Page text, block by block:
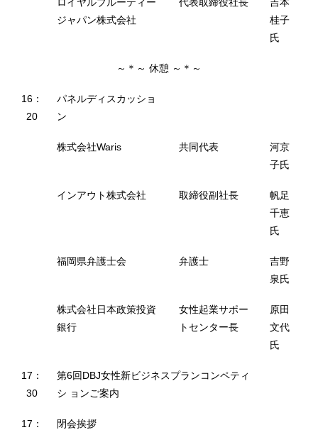
ジャパン株式会社
桂子
氏
～＊～ 休憩 ～＊～
16：
20
パネルディスカッショ
ン
株式会社Waris 共同代表
河京
子氏
インアウト株式会社 取締役副社長
帆足
千恵
氏
福岡県弁護士会 弁護士
吉野
泉氏
株式会社日本政策投資
銀行
女性起業サポー
トセンター長
原田
文代
氏
17：
30
第6回DBJ女性新ビジネスプランコンペティ
シ ョンご案内
17：
閉会挨拶